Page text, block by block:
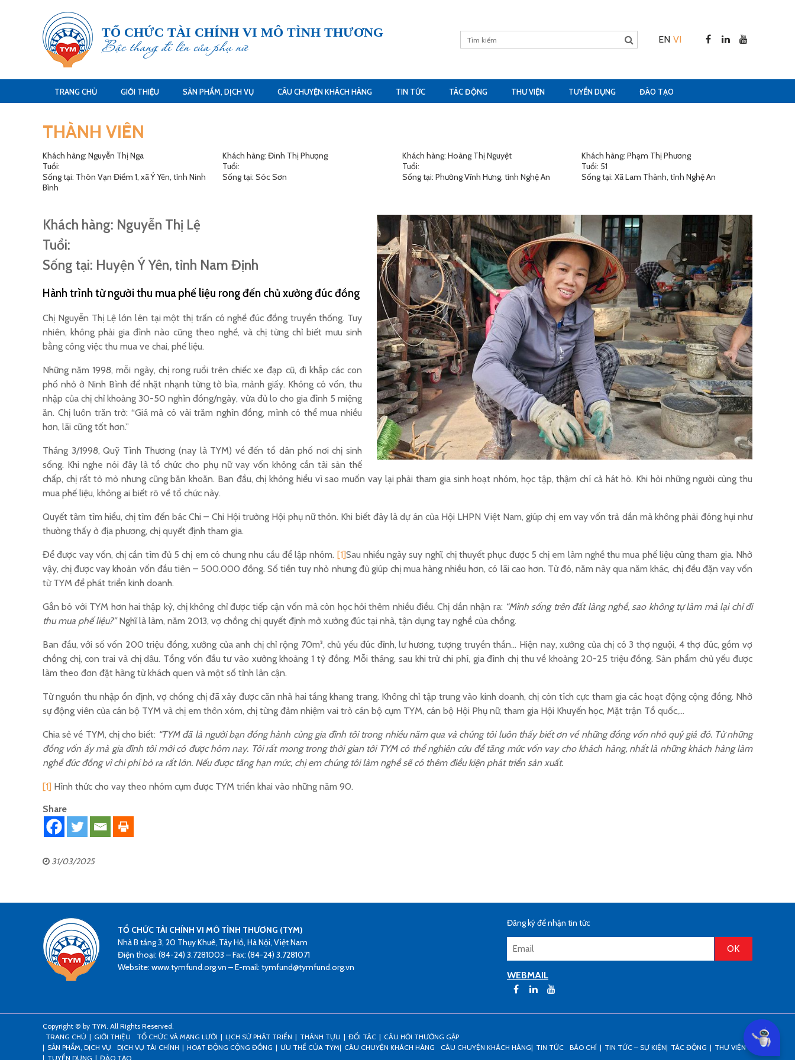
TỔ CHỨC TÀI CHÍNH VI MÔ TÌNH THƯƠNG
Bậc thang đi lên của phụ nữ EN VI
TRANG CHỦ GIỚI THIỆU SẢN PHẨM, DỊCH VỤ CÂU CHUYỆN KHÁCH HÀNG TIN TỨC TÁC ĐỘNG THƯ VIỆN TUYỂN DỤNG ĐÀO TẠO
THÀNH VIÊN
Khách hàng: Nguyễn Thị Nga
Tuổi:
Sống tại: Thôn Vạn Điểm 1, xã Ý Yên, tỉnh Ninh
Bình
Khách hàng: Đinh Thị Phượng
Tuổi:
Sống tại: Sóc Sơn
Khách hàng: Hoàng Thị Nguyệt
Tuổi:
Sống tại: Phường Vĩnh Hưng, tỉnh Nghệ An
Khách hàng: Phạm Thị Phương
Tuổi: 51
Sống tại: Xã Lam Thành, tỉnh Nghệ An
Khách hàng: Nguyễn Thị Lệ
Tuổi:
Sống tại: Huyện Ý Yên, tỉnh Nam Định
Hành trình từ người thu mua phế liệu rong đến chủ xưởng đúc đồng
Chị Nguyễn Thị Lệ lớn lên tại một thị trấn có nghề đúc đồng truyền thống. Tuy
nhiên, không phải gia đình nào cũng theo nghề, và chị từng chỉ biết mưu sinh
bằng công việc thu mua ve chai, phế liệu.
Những năm 1998, mỗi ngày, chị rong ruổi trên chiếc xe đạp cũ, đi khắp các con
phố nhỏ ở Ninh Bình để nhặt nhạnh từng tờ bìa, mảnh giấy. Không có vốn, thu
nhập của chị chỉ khoảng 30-50 nghìn đồng/ngày, vừa đủ lo cho gia đình 5 miệng
ăn. Chị luôn trăn trở: “Giá mà có vài trăm nghìn đồng, mình có thể mua nhiều
hơn, lãi cũng tốt hơn.”
Tháng 3/1998, Quỹ Tình Thương (nay là TYM) về đến tổ dân phố nơi chị sinh
sống. Khi nghe nói đây là tổ chức cho phụ nữ vay vốn không cần tài sản thế
chấp, chị rất tò mò nhưng cũng băn khoăn. Ban đầu, chị không hiểu vì sao muốn vay lại phải tham gia sinh hoạt nhóm, học tập, thậm chí cả hát hò. Khi hỏi những người cùng thu
mua phế liệu, không ai biết rõ về tổ chức này.
Quyết tâm tìm hiểu, chị tìm đến bác Chi – Chi Hội trưởng Hội phụ nữ thôn. Khi biết đây là dự án của Hội LHPN Việt Nam, giúp chị em vay vốn trả dần mà không phải đóng hụi như
thường thấy ở địa phương, chị quyết định tham gia.
Để được vay vốn, chị cần tìm đủ 5 chị em có chung nhu cầu để lập nhóm. [1]Sau nhiều ngày suy nghĩ, chị thuyết phục được 5 chị em làm nghề thu mua phế liệu cùng tham gia. Nhờ
vậy, chị được vay khoản vốn đầu tiên – 500.000 đồng. Số tiền tuy nhỏ nhưng đủ giúp chị mua hàng nhiều hơn, có lãi cao hơn. Từ đó, năm này qua năm khác, chị đều đặn vay vốn
từ TYM để phát triển kinh doanh.
Gắn bó với TYM hơn hai thập kỷ, chị không chỉ được tiếp cận vốn mà còn học hỏi thêm nhiều điều. Chị dần nhận ra: “Mình sống trên đất làng nghề, sao không tự làm mà lại chỉ đi
thu mua phế liệu?”Nghĩ là làm, năm 2013, vợ chồng chị quyết định mở xưởng đúc tại nhà, tận dụng tay nghề của chồng.
Ban đầu, với số vốn 200 triệu đồng, xưởng của anh chị chỉ rộng 70m², chủ yếu đúc đỉnh, lư hương, tượng truyền thần… Hiện nay, xưởng của chị có 3 thợ nguội, 4 thợ đúc, gồm vợ
chồng chị, con trai và chị dâu. Tổng vốn đầu tư vào xưởng khoảng 1 tỷ đồng. Mỗi tháng, sau khi trừ chi phí, gia đình chị thu về khoảng 20-25 triệu đồng. Sản phẩm chủ yếu được
làm theo đơn đặt hàng từ khách quen và một số tỉnh lân cận.
Từ nguồn thu nhập ổn định, vợ chồng chị đã xây được căn nhà hai tầng khang trang. Không chỉ tập trung vào kinh doanh, chị còn tích cực tham gia các hoạt động cộng đồng. Nhờ
sự động viên của cán bộ TYM và chị em thôn xóm, chị từng đảm nhiệm vai trò cán bộ cụm TYM, cán bộ Hội Phụ nữ, tham gia Hội Khuyến học, Mặt trận Tổ quốc,…
Chia sẻ về TYM, chị cho biết: “TYM đã là người bạn đồng hành cùng gia đình tôi trong nhiều năm qua và chúng tôi luôn thấy biết ơn về những đồng vốn nhỏ quý giá đó. Từ những
đồng vốn ấy mà gia đình tôi mới có được hôm nay. Tôi rất mong trong thời gian tới TYM có thể nghiên cứu để tăng mức vốn vay cho khách hàng, nhất là những khách hàng làm
nghề đúc đồng vì chi phí bỏ ra rất lớn. Nếu được tăng hạn mức, chị em chúng tôi làm nghề sẽ có thêm điều kiện phát triển sản xuất.
[1] Hình thức cho vay theo nhóm cụm được TYM triển khai vào những năm 90.
Share
31/03/2025
TỔ CHỨC TÀI CHÍNH VI MÔ TÌNH THƯƠNG (TYM)
Nhà B tầng 3, 20 Thụy Khuê, Tây Hồ, Hà Nội, Việt Nam
Điện thoại: (84-24) 3.7281003 – Fax: (84-24) 3.7281071
Website: www.tymfund.org.vn – E-mail: tymfund@tymfund.org.vn
Đăng ký để nhận tin tức
WEBMAIL
Copyright © by TYM. All Rights Reserved.
TRANG CHỦ
GIỚI THIỆU TỔ CHỨC VÀ MẠNG LƯỚI LỊCH SỬ PHÁT TRIỂN THÀNH TỰU ĐỐI TÁC
CÂU HỎI THƯỜNG GẶP
SẢN PHẨM, DỊCH VỤ
DỊCH VỤ TÀI CHÍNH HOẠT ĐỘNG CỘNG ĐỒNG ƯU THẾ CỦA TYM CÂU CHUYỆN KHÁCH HÀNG CÂU CHUYỆN KHÁCH HÀNG TIN TỨC BÁO CHÍ TIN TỨC – SỰ KIỆN TÁC ĐỘNG
THƯ VIỆN
TUYỂN DỤNG
ĐÀO TẠO
Can I